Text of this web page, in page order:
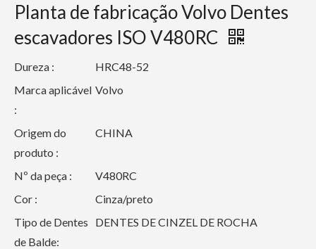
Planta de fabricação Volvo Dentes
escavadores ISO V480RC
Dureza :
HRC48-52
Marca aplicável
:
Volvo
Origem do
produto :
CHINA
Nº da peça :
V480RC
Cor :
Cinza/preto
Tipo de Dentes
de Balde:
DENTES DE CINZEL DE ROCHA